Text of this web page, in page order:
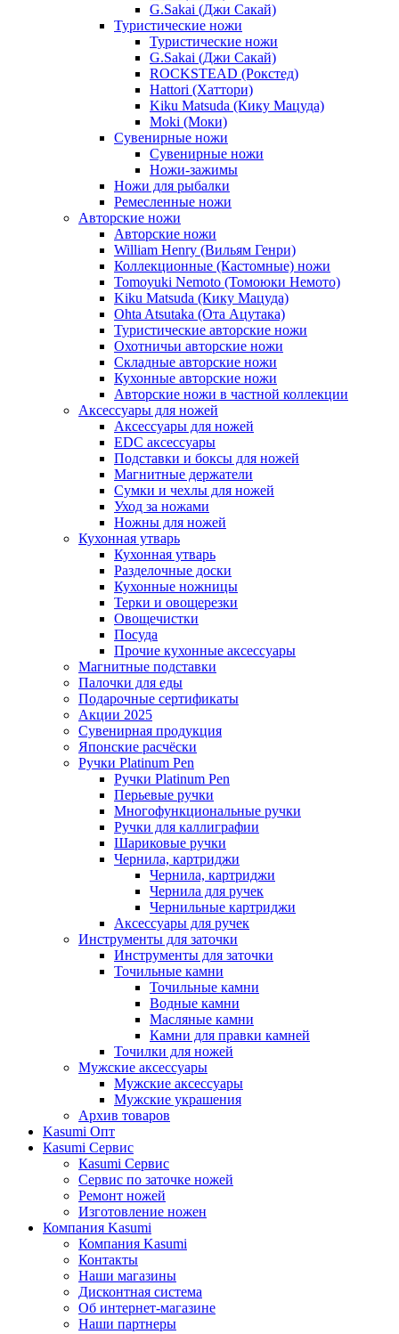
G.Sakai (Джи Сакай)
Туристические ножи
Туристические ножи
G.Sakai (Джи Сакай)
ROCKSTEAD (Рокстед)
Hattori (Хаттори)
Kiku Matsuda (Кику Мацуда)
Moki (Моки)
Сувенирные ножи
Сувенирные ножи
Ножи-зажимы
Ножи для рыбалки
Ремесленные ножи
Авторские ножи
Авторские ножи
William Henry (Вильям Генри)
Коллекционные (Кастомные) ножи
Tomoyuki Nemoto (Томоюки Немото)
Kiku Matsuda (Кику Мацуда)
Ohta Atsutaka (Ота Ацутака)
Туристические авторские ножи
Охотничьи авторские ножи
Складные авторские ножи
Кухонные авторские ножи
Авторские ножи в частной коллекции
Аксессуары для ножей
Аксессуары для ножей
EDC аксессуары
Подставки и боксы для ножей
Магнитные держатели
Сумки и чехлы для ножей
Уход за ножами
Ножны для ножей
Кухонная утварь
Кухонная утварь
Разделочные доски
Кухонные ножницы
Терки и овощерезки
Овощечистки
Посуда
Прочие кухонные аксессуары
Магнитные подставки
Палочки для еды
Подарочные сертификаты
Акции 2025
Сувенирная продукция
Японские расчёски
Ручки Platinum Pen
Ручки Platinum Pen
Перьевые ручки
Многофункциональные ручки
Ручки для каллиграфии
Шариковые ручки
Чернила, картриджи
Чернила, картриджи
Чернила для ручек
Чернильные картриджи
Аксессуары для ручек
Инструменты для заточки
Инструменты для заточки
Точильные камни
Точильные камни
Водные камни
Масляные камни
Камни для правки камней
Точилки для ножей
Мужские аксессуары
Мужские аксессуары
Мужские украшения
Архив товаров
Kasumi Опт
Кasumi Сервис
Кasumi Сервис
Сервис по заточке ножей
Ремонт ножей
Изготовление ножен
Компания Kasumi
Компания Kasumi
Контакты
Наши магазины
Дисконтная система
Об интернет-магазине
Наши партнеры